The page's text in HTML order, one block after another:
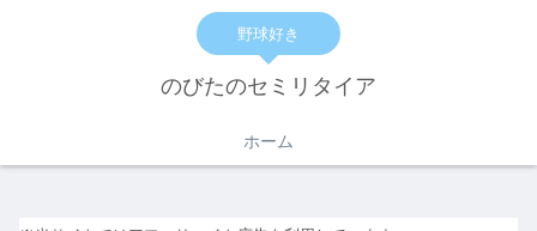
野球好き
のびたのセミリタイア
ホーム